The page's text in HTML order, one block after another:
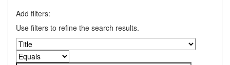
Add filters:
Use filters to refine the search results.